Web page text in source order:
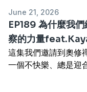
不要輕易放棄。尤其
百萬都還沒有的年輕
股。以神佛的觀點，
拿「尋找使命、追求
🧘 天命之前，先修
直沒有靈覺，來問
Alice並沒有收到神
像什麼都沒問題，但
簡單：先去做一件讓
畫、爬山、寫書法。
說到底，當人最珍貴
怒哀樂。
們通關密語「仙粉」
讓專業醫師陪你一起
上一集，我們從蘇美
走一層，介紹大天使
June 21, 2026
EP189 為什麼我
察的力量
這集我們邀請到奧修
一個不快樂、總是迎
很多時候，我們以